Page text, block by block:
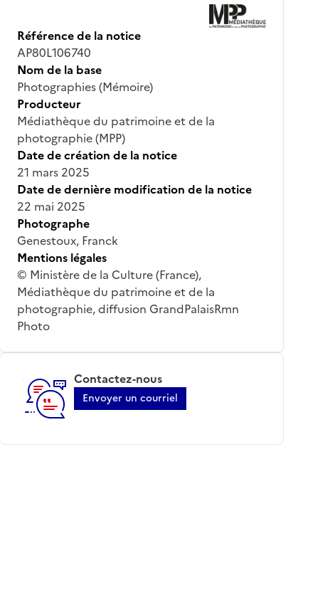
Référence de la notice
AP80L106740
Nom de la base
Photographies (Mémoire)
Producteur
Médiathèque du patrimoine et de la
photographie (MPP)
Date de création de la notice
21 mars 2025
Date de dernière modification de la notice
22 mai 2025
Photographe
Genestoux, Franck
Mentions légales
© Ministère de la Culture (France),
Médiathèque du patrimoine et de la
photographie, diffusion GrandPalaisRmn
Photo
Contactez-nous
Envoyer un courriel